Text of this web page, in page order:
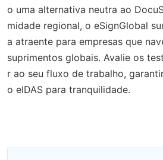
o uma alternativa neutra ao
midade regional, o eSignGlobal
a atraente para empresas que
suprimentos globais. Avalie os
r ao seu fluxo de trabalho,
o eIDAS para tranquilidade.